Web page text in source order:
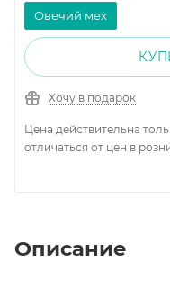
Овечий мех
Хочу в подарок
Цена действительна
отличаться от цен в
Описание